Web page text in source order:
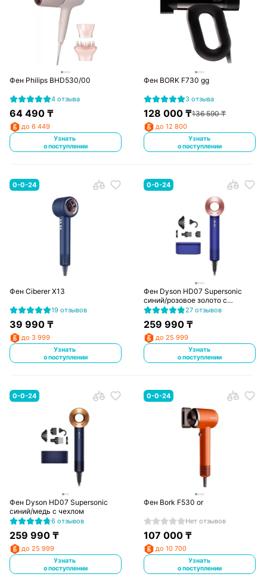
Фен Philips BHD530/00
4 отзыва
64 490₸
до 6 449
Узнать
о поступлении
Фен BORK F730 gg
3 отзыва
128 000 ₸136 590₸
до 12 800
Узнать
о поступлении
0-0-24
Фен Ciberer X13
19 отзывов
39 990₸
до 3 999
Узнать
о поступлении
0-0-24
Фен Dyson HD07 Supersonic
синий/розовое золото с
футляром
27 отзывов
259 990 ₸
до 25 999
Узнать
о поступлении
0-0-24
Фен Dyson HD07 Supersonic
синий/медь с чехлом
6 отзывов
259 990₸
до 25 999
Узнать
о поступлении
0-0-24
Фен Bork F530 or
Нет отзывов
107 000 ₸
до 10 700
Узнать
о поступлении